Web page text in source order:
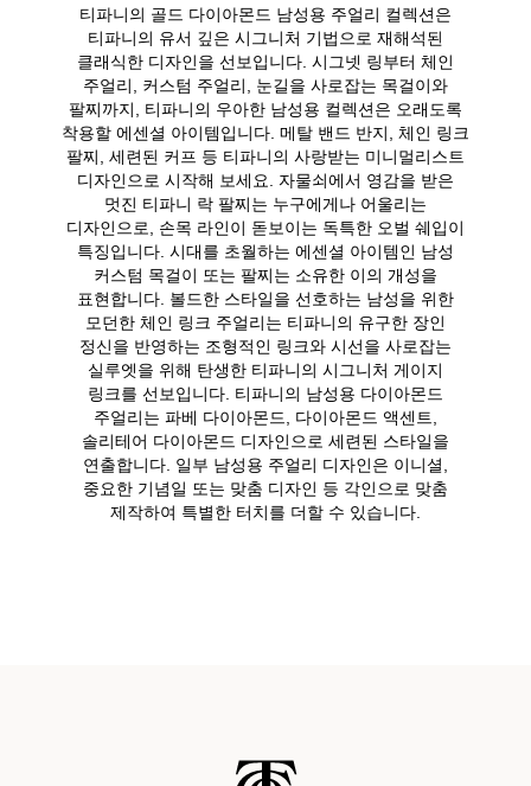
티파니의 골드 다이아몬드 남성용 주얼리 컬렉션은
티파니의 유서 깊은 시그니처 기법으로 재해석된
클래식한 디자인을 선보입니다. 시그넷 링부터 체인
주얼리, 커스텀 주얼리, 눈길을 사로잡는 목걸이와
팔찌까지, 티파니의 우아한 남성용 컬렉션은 오래도록
착용할 에센셜 아이템입니다. 메탈 밴드 반지, 체인 링크
팔찌, 세련된 커프 등 티파니의 사랑받는 미니멀리스트
디자인으로 시작해 보세요. 자물쇠에서 영감을 받은
멋진 티파니 락 팔찌는 누구에게나 어울리는
디자인으로, 손목 라인이 돋보이는 독특한 오벌 쉐입이
특징입니다. 시대를 초월하는 에센셜 아이템인 남성
커스텀 목걸이 또는 팔찌는 소유한 이의 개성을
표현합니다. 볼드한 스타일을 선호하는 남성을 위한
모던한 체인 링크 주얼리는 티파니의 유구한 장인
정신을 반영하는 조형적인 링크와 시선을 사로잡는
실루엣을 위해 탄생한 티파니의 시그니처 게이지
링크를 선보입니다. 티파니의 남성용 다이아몬드
주얼리는 파베 다이아몬드, 다이아몬드 액센트,
솔리테어 다이아몬드 디자인으로 세련된 스타일을
연출합니다. 일부 남성용 주얼리 디자인은 이니셜,
중요한 기념일 또는 맞춤 디자인 등 각인으로 맞춤
제작하여 특별한 터치를 더할 수 있습니다.